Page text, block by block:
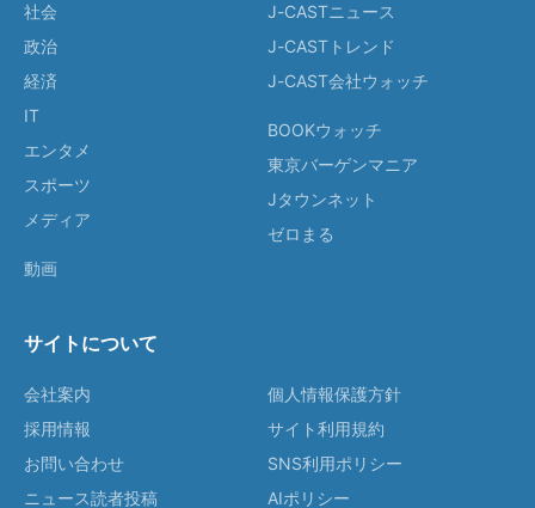
社会
政治
経済
IT
エンタメ
スポーツ
メディア
動画
J-CASTニュース
J-CASTトレンド
J-CAST会社ウォッチ
BOOKウォッチ
東京バーゲンマニア
Jタウンネット
ゼロまる
サイトについて
会社案内
採用情報
お問い合わせ
ニュース読者投稿
個人情報保護方針
サイト利用規約
SNS利用ポリシー
AIポリシー